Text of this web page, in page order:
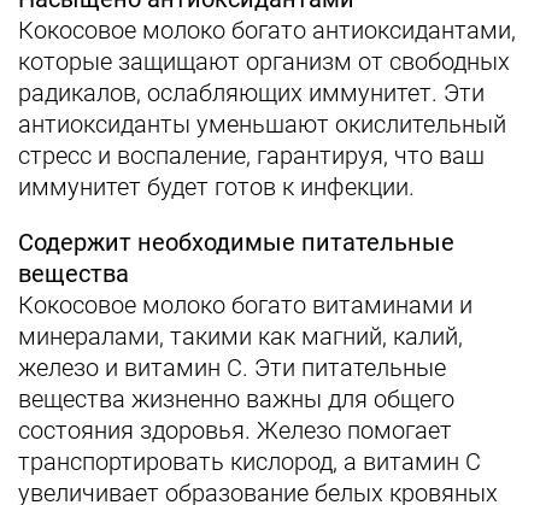
Кокосовое молоко богато антиоксидантами,
которые защищают организм от свободных
радикалов, ослабляющих иммунитет. Эти
антиоксиданты уменьшают окислительный
стресс и воспаление, гарантируя, что ваш
иммунитет будет готов к инфекции.
Содержит необходимые питательные
вещества
Кокосовое молоко богато витаминами и
минералами, такими как магний, калий,
железо и витамин С. Эти питательные
вещества жизненно важны для общего
состояния здоровья. Железо помогает
транспортировать кислород, а витамин С
увеличивает образование белых кровяных